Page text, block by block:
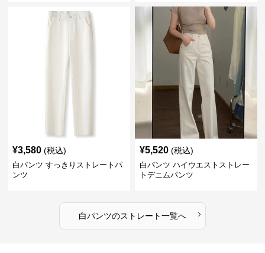
¥3,580 (税込)
白パンツ すっきりストレートパ
ンツ
¥5,520 (税込)
白パンツ ハイウエストストレー
トデニムパンツ
白パンツのストレート一覧へ ›